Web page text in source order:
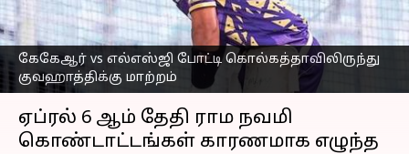
கேகேஆர் vs எல்எஸ்ஜி போட்டி கொல்கத்தாவிலிருந்து
குவஹாத்திக்கு மாற்றம்
எழுதியவர் Sekar Chinnappan Mar 20, 2025 08:08 pm
செய்தி முன்னோட்டம்
ஏப்ரல் 6 ஆம் தேதி ராம நவமி
கொண்டாட்டங்கள் காரணமாக எழுந்த